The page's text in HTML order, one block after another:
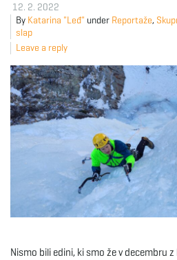
12. 2. 2022
By Katarina "Leđ" under Reportaže,
slap
Leave a reply
Nismo bili edini, ki smo že v decembru